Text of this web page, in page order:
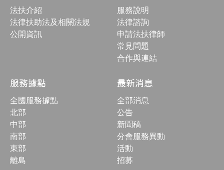
合
按
鈕
法扶介紹
法律扶助法及相關法規
公開資訊
服務說明
法律諮詢
申請法扶律師
常見問題
合作與連結
服務據點
全國服務據點
北部
中部
南部
東部
離島
最新消息
全部消息
公告
新聞稿
分會服務異動
活動
招募